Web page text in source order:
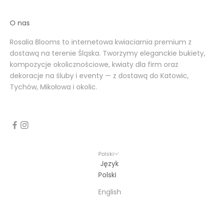
O nas
Rosalia Blooms to internetowa kwiaciarnia premium z
dostawą na terenie Śląska. Tworzymy eleganckie bukiety,
kompozycje okolicznościowe, kwiaty dla firm oraz
dekoracje na śluby i eventy — z dostawą do Katowic,
Tychów, Mikołowa i okolic.
Polski
Język
Polski
English